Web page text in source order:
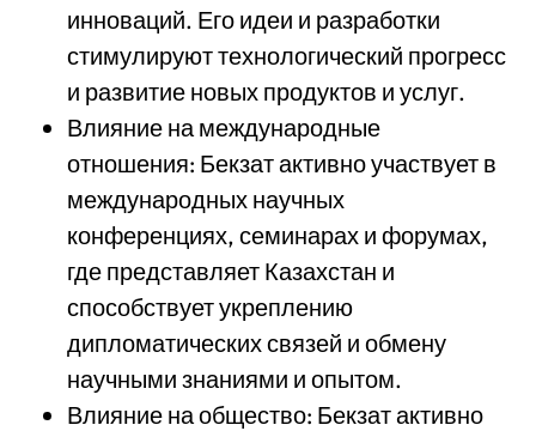
инноваций. Его идеи и разработки
стимулируют технологический прогресс
и развитие новых продуктов и услуг.
Влияние на международные
отношения: Бекзат активно участвует в
международных научных
конференциях, семинарах и форумах,
где представляет Казахстан и
способствует укреплению
дипломатических связей и обмену
научными знаниями и опытом.
Влияние на общество: Бекзат активно